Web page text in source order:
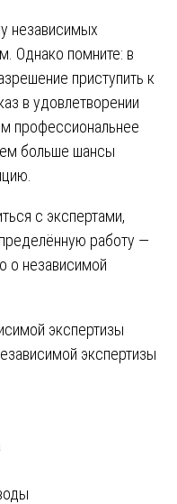
независимых
Однако помните: в
приступить к
в удовлетворении
профессиональнее
больше шансы
с экспертами,
работу —
о независимой
экспертизы
экспертизы